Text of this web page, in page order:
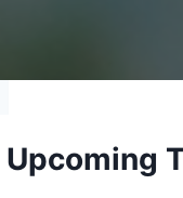
Upcoming